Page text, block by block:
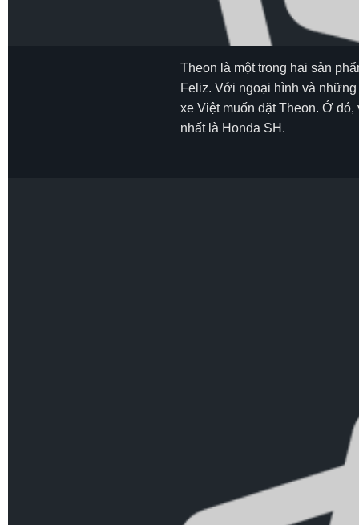
Theon là một trong hai sản
Feliz. Với ngoại hình và
xe Việt muốn đặt Theon. Ở
nhất là Honda SH.